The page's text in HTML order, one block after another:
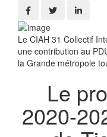
Le CIAH 31 Collectif
une contribution au
la Grande métropole
Le
2020-